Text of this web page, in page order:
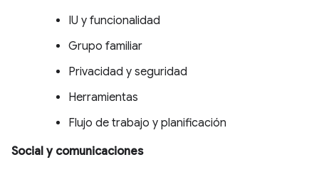
IU y funcionalidad
Grupo familiar
Privacidad y seguridad
Herramientas
Flujo de trabajo y planificación
Social y comunicaciones